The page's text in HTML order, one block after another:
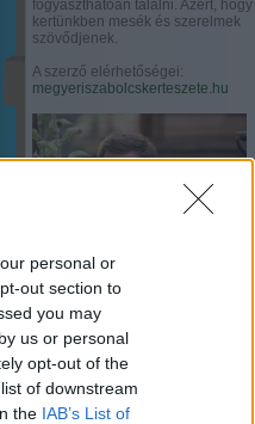
personal or
out section to
you may
us or personal
opt-out of the
of downstream
the IAB’s List of
fogyaszthatóan tálalni. Azért, hogy
kertünkben mesék és szerelmek
szövődjenek.
A szerző elérhetőségei:
megyeriszabolcskerteszete.hu